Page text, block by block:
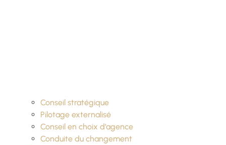
Conseil stratégique
Pilotage externalisé
Conseil en choix d’agence
Conduite du changement